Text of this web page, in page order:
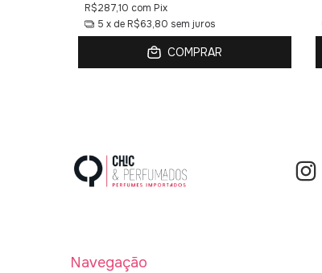
R$287,10 com Pix
5 x de R$63,80 sem juros
COMPRAR
Navegação